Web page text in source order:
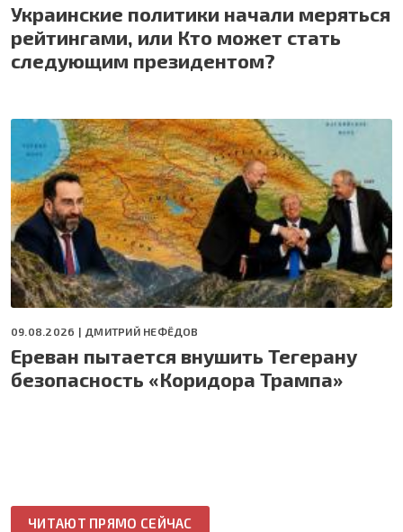
Украинские политики начали меряться
рейтингами, или Кто может стать
следующим президентом?
09.08.2026 | ДМИТРИЙ НЕФЁДОВ
Ереван пытается внушить Тегерану
безопасность «Коридора Трампа»
ЧИТАЮТ ПРЯМО СЕЙЧАС